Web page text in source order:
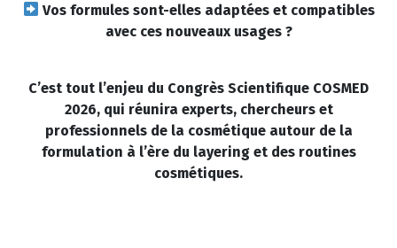
Vos formules sont-elles adaptées et compatibles
avec ces nouveaux usages ?
C’est tout l’enjeu du Congrès Scientifique COSMED
2026, qui réunira experts, chercheurs et
professionnels de la cosmétique autour de la
formulation à l’ère du layering et des routines
cosmétiques.